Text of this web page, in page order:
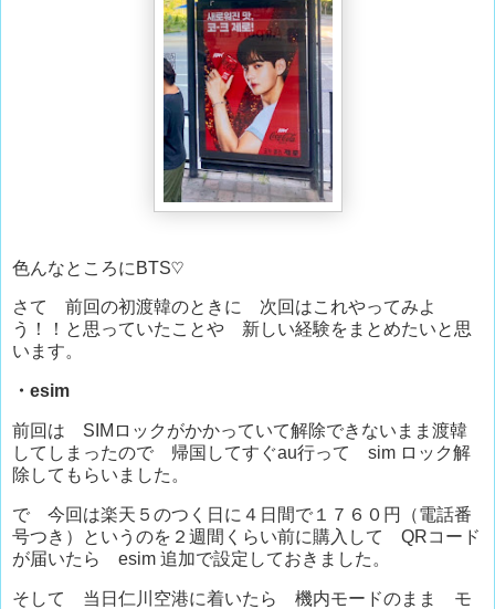
色んなところにBTS♡
さて 前回の初渡韓のときに 次回はこれやってみよ
う！！と思っていたことや 新しい経験をまとめたいと思
います。
・esim
前回は SIMロックがかかっていて解除できないまま渡韓
してしまったので 帰国してすぐau行って sim ロック解
除してもらいました。
で 今回は楽天５のつく日に４日間で１７６０円（電話番
号つき）というのを２週間くらい前に購入して QRコード
が届いたら esim 追加で設定しておきました。
そして 当日仁川空港に着いたら 機内モードのまま モ